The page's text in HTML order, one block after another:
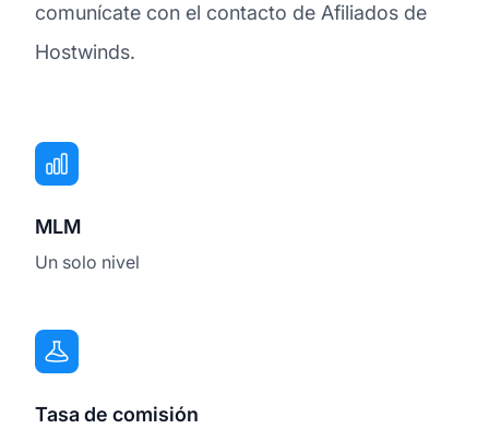
comunícate con el contacto de Afiliados de
Hostwinds.
MLM
Un solo nivel
Tasa de comisión